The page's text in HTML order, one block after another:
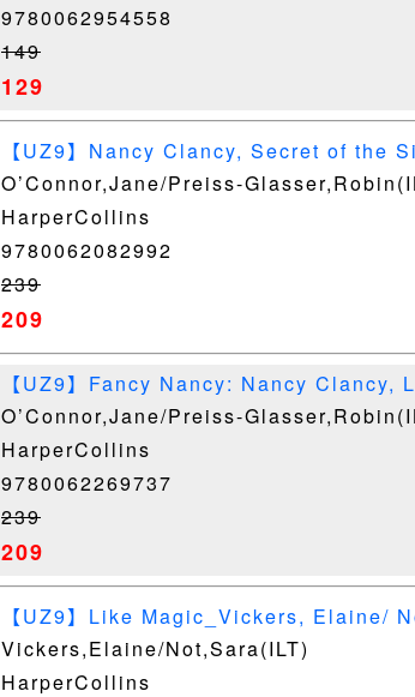
9780062954558
149
129
【UZ9】Nancy Clancy, Secret of the
Jane/ Preiss-
O’Connor,Jane/Preiss-
HarperCollins
9780062082992
239
209
【UZ9】Fancy Nancy: Nancy Clancy,
News!_O’Connor, Jane/
O’Connor,Jane/Preiss-
HarperCollins
9780062269737
239
209
【UZ9】Like Magic_Vickers, Elaine/
Vickers,Elaine/Not,Sara(ILT)
HarperCollins